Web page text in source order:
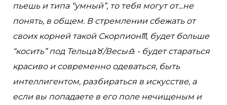
пьешь и типа “умный”, то тебя могут от...не
понять, в общем. В стремлении сбежать от
своих корней такой Скорпион♏️ будет больше
“косить” под Тельца♉️/Весы♎️ - будет стараться
красиво и современно одеваться, быть
интеллигентом, разбираться в искусстве, а
если вы попадаете в его поле нечищеным и